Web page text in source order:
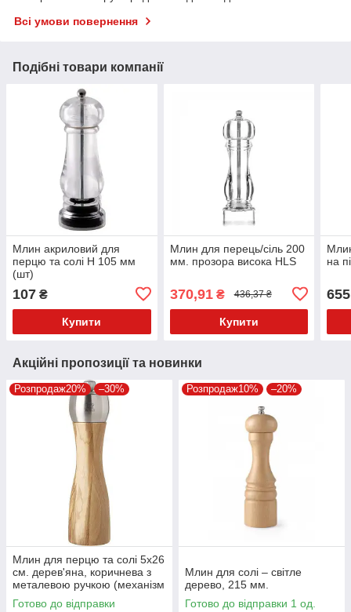
Всі умови повернення
Подібні товари компанії
Млин акриловий для
перцю та солі H 105 мм
(шт)
107 ₴
Купити
Млин для перець/сіль 200
мм. прозора висока HLS
370,91₴ 436,37 ₴
Купити
на
Акційні пропозиції та новинки
Розпродаж20% –30%
Млин для перцю та солі 5х26
см. дерев'яна, коричнева з
металевою ручкою (механізм
кераміка)
Готово до відправки
Розпродаж10% –20%
Млин для солі – світле
дерево, 215 мм.
Готово до відправки 1 од.